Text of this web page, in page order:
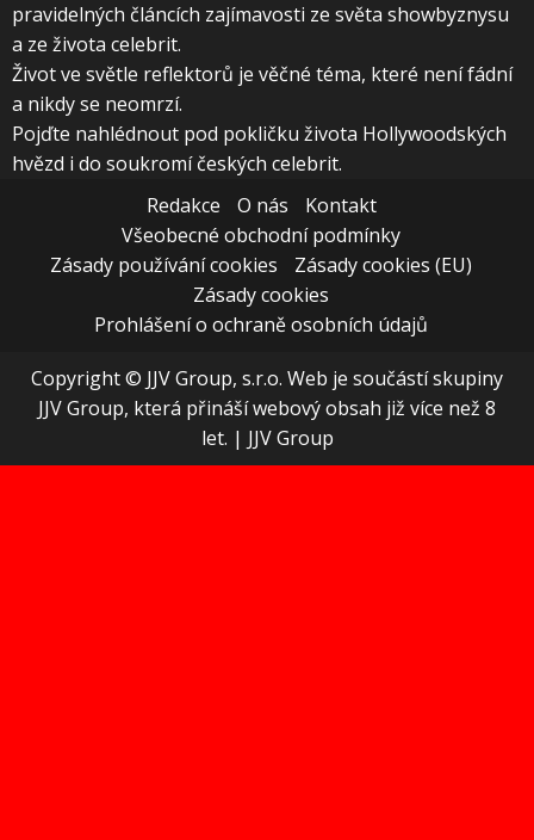
pravidelných článcích zajímavosti ze světa showbyznysu
a ze života celebrit.
Život ve světle reflektorů je věčné téma, které není fádní
a nikdy se neomrzí.
Pojďte nahlédnout pod pokličku života Hollywoodských
hvězd i do soukromí českých celebrit.
Redakce
O nás
Kontakt
Všeobecné obchodní podmínky
Zásady používání cookies
Zásady cookies (EU)
Zásady cookies
Prohlášení o ochraně osobních údajů
Copyright © JJV Group, s.r.o. Web je součástí skupiny
JJV Group, která přináší webový obsah již více než 8
let. | JJV Group